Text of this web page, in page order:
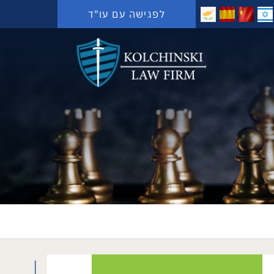
לפגישה עם עו"ד